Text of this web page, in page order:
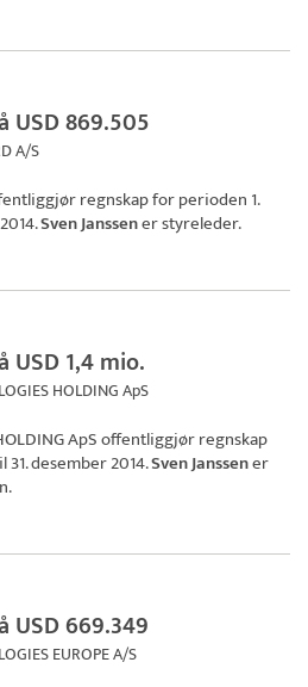
USD 869.505
A/S
regnskap for perioden 1.
Sven Janssener styreleder.
USD 1,4 mio.
HOLDING ApS
ApSoffentliggjør regnskap
desember 2014.Sven Janssener
USD 669.349
EUROPE A/S